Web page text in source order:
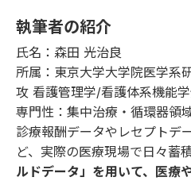
執筆者の紹介
氏名：森田 光治良
所属：東京大学大学院医学系
攻 看護管理学/看護体系機能
専門性：集中治療・循環器領
診療報酬データやレセプトデ
ど、実際の医療現場で日々蓄
ルドデータ」を用いて、医療